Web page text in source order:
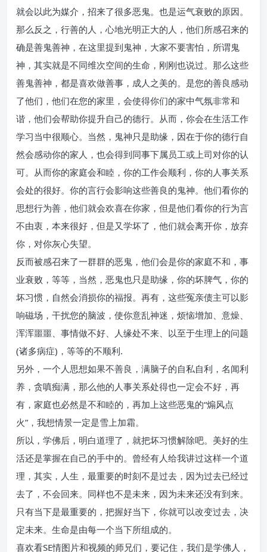
就会以此为媒介，招来了很多恶鬼。也是运气衰败的原因。
那么反之，行善的人，心地光明正大的人，他们所感召来的
确是善鬼善神，在这里提到鬼神，大家不要害怕，所谓鬼
神，其实就是不同维次空间的生命，刚刚也说过。那么这些
善鬼善神，都是喜欢做善事，成人之美的。是您的善良感动
了他们，他们在您的家里，会使得你们的家中气氛非常和
谐，他们会帮助你提升自己的德行。从而，你会在生活工作
学习当中很顺心。当然，鬼神只是助缘，因在于你的德行自
然会感动你的家人，也会得到同事下属员工或上司对你的认
可。从而你的家庭会和睦，你的工作会顺利，你的人事关系
会处的很好。你的言行会影响这些善良的鬼神。他们看你的
思想行为善，他们就会欢喜在你家，但是他们看你的行为言
不由衷，本来很好，但是又学坏了，他们就会离开你，放弃
你，对你灰心失望。
反而被感召来了一群群的恶鬼，他们会是你的家庭不和，事
业衰败，等等，当然，恶鬼也只是助缘，你的坏脾气，你的
坏习惯，自然会消损你的福报。再有，这些冤亲债主可以影
响磁场，干扰您的脑波，使你意乱神迷，烦恼增加、意燥、
浑浑噩噩、事情做不好、人缘处不来、以至于生理上的问题
(诸多病症)，等等的不顺利.
另外，一个人思想如果不善良，满脑子的自私自利，名闻利
养，贪嗔痴满，那么他的人事关系处得也一定会不好，再
有，家庭也必然是不和睦的，再加上这些恶鬼的“煽风点
火”，我想情景一定是雪上加霜。
所以，学佛后，明白道理了，就把坏习惯解除吧。美好的生
活还是掌握在自己的手中的。曾经有人给我讲过这样一个道
理，其实，人生，最重要的时刻不是过去，因为过去已经过
去了，不会回来。同样也不是未来，因为未来还没有到来。
只有当下是最重要的，把握好当下，你就可以改变过去，决
定未来。生命是由每一个当下所组成的。
喜欢看SE情图片和视频的师兄们，要记住，我们是学佛人，